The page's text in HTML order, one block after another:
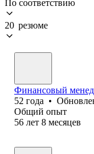
По соответствию
20 резюме
Финансовый
52 года •
Общий опыт
56 лет 8 месяцев